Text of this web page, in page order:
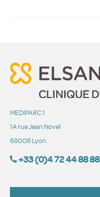
MEDIPARC 1
1A rue Jean Novel
69006 Lyon
+33 (0)4 72 44 88 88